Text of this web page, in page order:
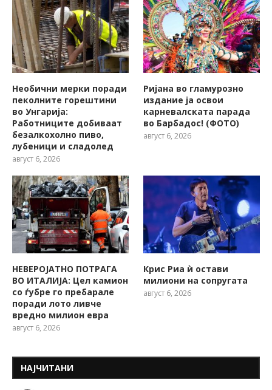
Необични мерки поради
пеколните горештини
во Унгарија:
Работниците добиваат
безалкохолно пиво,
лубеници и сладолед
август 6, 2026
Ријана во гламурозно
издание ја освои
карневалската парада
во Барбадос! (ФОТО)
август 6, 2026
НЕВЕРОЈАТНО ПОТРАГА
ВО ИТАЛИЈА: Цел камион
со ѓубре го пребарале
поради лото ливче
вредно милион евра
август 6, 2026
Крис Риа ѝ остави
милиони на сопругата
август 6, 2026
НАЈЧИТАНИ